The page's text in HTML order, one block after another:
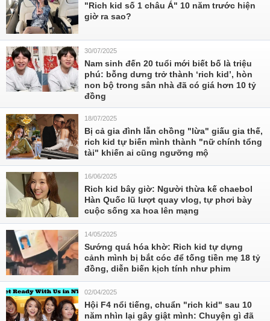
"Rich kid số 1 châu Á" 10 năm trước hiện
giờ ra sao?
30/07/2025
Nam sinh đến 20 tuổi mới biết bố là triệu
phú: bỗng dưng trở thành ‘rich kid’, hòn
non bộ trong sân nhà đã có giá hơn 10 tỷ
đồng
18/07/2025
Bị cả gia đình lẫn chồng "lừa" giấu gia thế,
rich kid tự biến mình thành "nữ chính tổng
tài" khiến ai cũng ngưỡng mộ
16/06/2025
Rich kid bây giờ: Người thừa kế chaebol
Hàn Quốc lũ lượt quay vlog, tự phơi bày
cuộc sống xa hoa lên mạng
14/05/2025
Sướng quá hóa khờ: Rich kid tự dựng
cảnh mình bị bắt cóc để tống tiền mẹ 18 tỷ
đồng, diễn biến kịch tính như phim
02/04/2025
Hội F4 nổi tiếng, chuẩn "rich kid" sau 10
năm nhìn lại gây giật mình: Chuyện gì đã